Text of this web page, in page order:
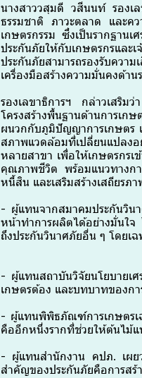
นางสาววสุมดี วสีนนท์ รองเ
ธรรมชาติ ภาวะตลาด และค
เกษตรกรรม ซึ่งเป็นรากฐาน
ประกันภัยให้กับเกษตรกรแล
ประกันภัยสามารถรองรับคว
เครื่องมือสร้างความมั่นคงด้า
รองเลขาธิการฯ กล่าวเสริม
โครงสร้างพื้นฐานด้านการเ
ผนวกกับภูมิปัญญาการเกษตร
สภาพแวดล้อมที่เปลี่ยนแปลง
หลายสาขา เพื่อให้เกษตรกรเ
คุณภาพชีวิต พร้อมแนวทางกา
หนี้สิน และเสริมสร้างเสถียรภา
- ผู้แทนจากสมาคมประกันวิน
หน้าทำการผลิตได้อย่างมั่นใจ
ถึงประกันวินาศภัยอื่น ๆ โดยเ
- ผู้แทนสถาบันวิจัยนโยบายเ
เกษตรต้อง และบทบาทของก
- ผู้แทนพิพิธภัณฑ์การเกษตรเ
คืออีกหนึ่งรากที่ช่วยให้ต้นไม้
- ผู้แทนสำนักงาน คปภ. เผย
สำคัญของประกันภัยคือการสร้